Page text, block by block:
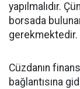
yapılmalıdır.
borsada
gerekmektedir.
Cüzdanın
bağlantısına